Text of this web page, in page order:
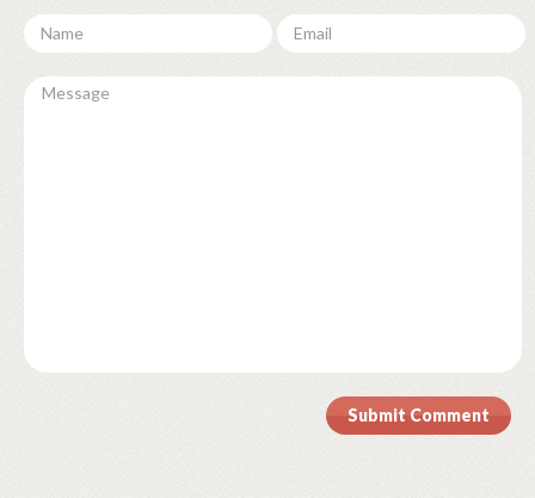
Submit Comment